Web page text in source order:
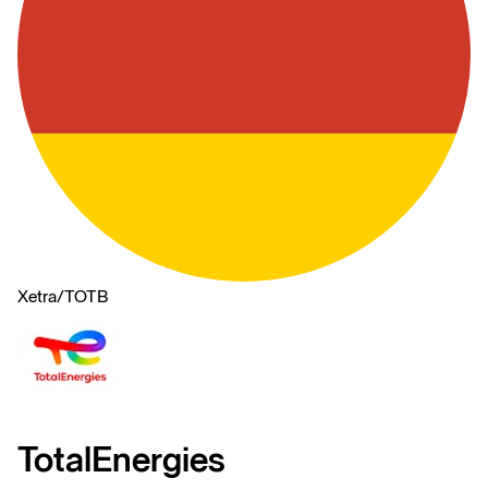
Xetra/TOTB
TotalEnergies